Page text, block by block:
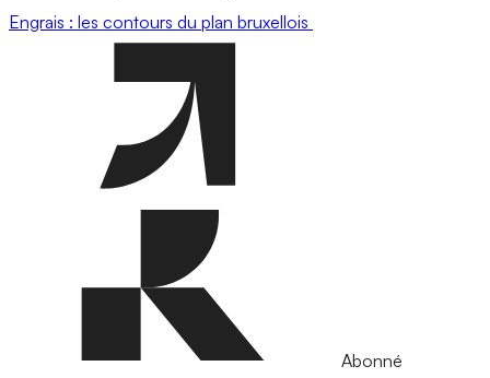
Engrais : les contours du plan bruxellois
Abonné